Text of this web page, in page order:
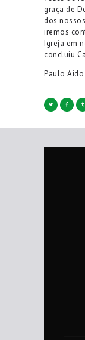
graça de
dos
iremos
Igreja em
concluiu
Paulo Aido